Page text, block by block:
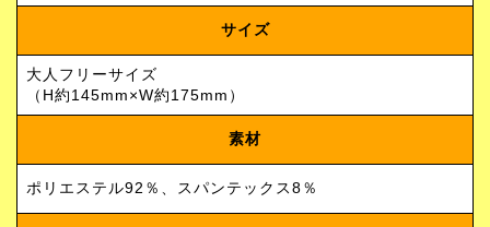
サイズ
大人フリーサイズ
（H約145mm×W約175mm）
素材
ポリエステル92％、スパンテックス8％